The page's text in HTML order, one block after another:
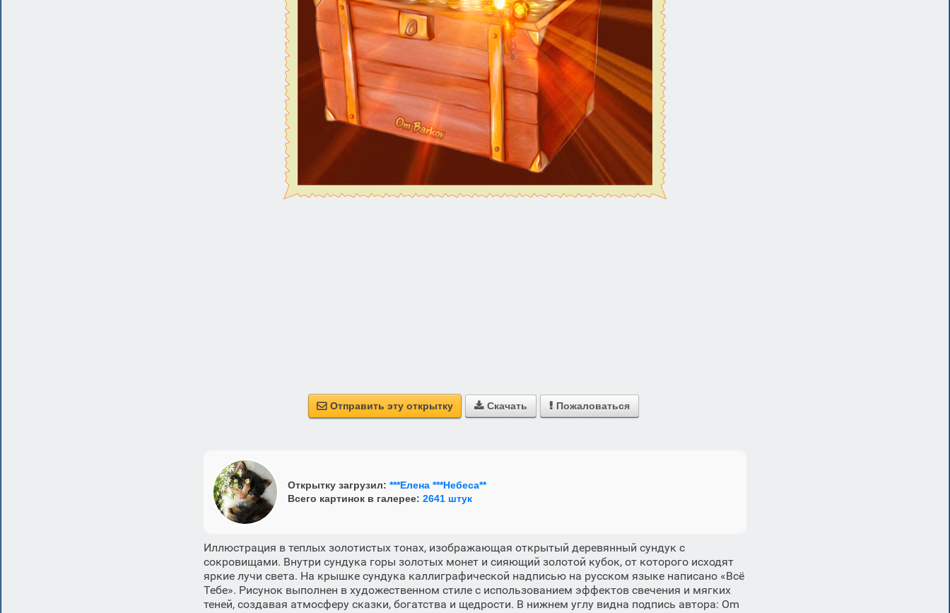
 Отправить эту открытку  Скачать  Пожаловаться
Открытку загрузил: ***Елена ***Небеса**
Всего картинок в галерее: 2641 штук
Иллюстрация в теплых золотистых тонах, изображающая открытый деревянный сундук с
сокровищами. Внутри сундука горы золотых монет и сияющий золотой кубок, от которого исходят
яркие лучи света. На крышке сундука каллиграфической надписью на русском языке написано «Всё
Тебе». Рисунок выполнен в художественном стиле с использованием эффектов свечения и мягких
теней, создавая атмосферу сказки, богатства и щедрости. В нижнем углу видна подпись автора: Om